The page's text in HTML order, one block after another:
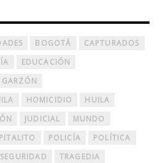
BOGOTÁ
CAPTURADOS
EDUCACIÓN
GARZÓN
HOMICIDIO
HUILA
JUDICIAL
MUNDO
PITALITO POLICÍA
POLÍTICA
SEGURIDAD
TRAGEDIA